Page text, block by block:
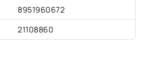
8951960672
21108860